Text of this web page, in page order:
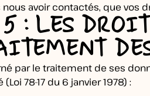
avoir contactés, que vos
: LES
par le traitement de ses
78-17 du 6 janvier 1978) :